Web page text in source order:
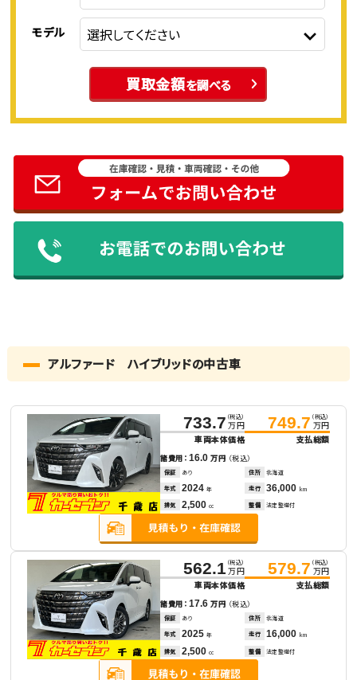
モデル
買取金額を調べる
アルファード ハイブリッドの中古車
733.7 （税込）
万円
車両本体価格
749.7 （税込）
万円
支払総額
諸費用：16.0万円 （税込）
保証 あり 住所 北海道
年式 2024 年 走行 36,000 km
排気 2,500 cc 整備 法定整備付
562.1 （税込）
万円
車両本体価格
579.7 （税込）
万円
支払総額
諸費用：17.6万円 （税込）
保証 あり 住所 北海道
年式 2025 年 走行 16,000 km
排気 2,500 cc 整備 法定整備付